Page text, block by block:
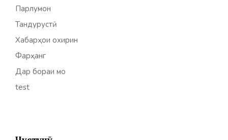
Парлумон
Тандурустӣ
Хабарҳои охирин
Фарҳанг
Дар бораи мо
test